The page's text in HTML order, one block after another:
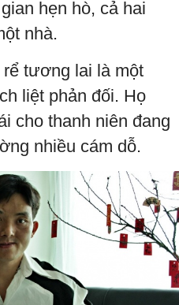
hẹn hò, cả hai
nhà.
tương lai là một
liệt phản đối. Họ
cho thanh niên đang
nhiều cám dỗ.